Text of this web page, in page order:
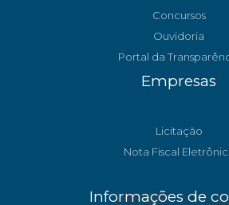
Concursos
Ouvidoria
Portal da
Empresas
Licitação
Nota Fiscal
Informações de